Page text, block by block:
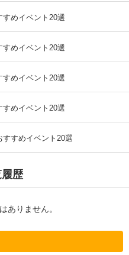
めイベント20選
めイベント20選
めイベント20選
めイベント20選
すめイベント20選
歴
ありません。